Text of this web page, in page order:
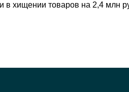
в хищении товаров на 2,4 млн